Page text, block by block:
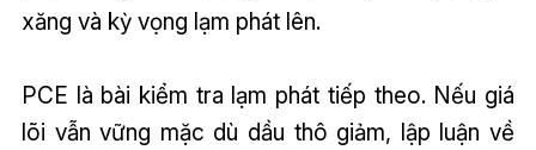
xăng và kỳ vọng lạm phát lên.
PCE là bài kiểm tra lạm phát tiếp theo. Nếu giá
lõi vẫn vững mặc dù dầu thô giảm, lập luận về